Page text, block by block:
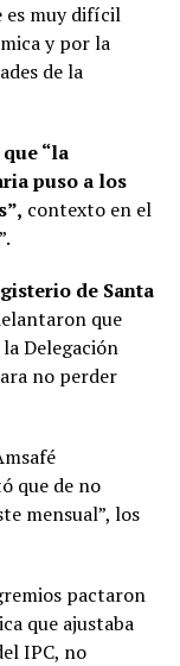
es muy difícil
y por la
de la
“la
puso a los
contexto en el
de Santa
que
Delegación
no perder
que de no
mensual”, los
pactaron
que ajustaba
IPC, no